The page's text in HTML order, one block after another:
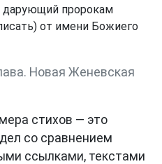
дарующий пророкам
от имени Божиего
Новая Женевская
стихов — это
со сравнением
ссылками, текстами